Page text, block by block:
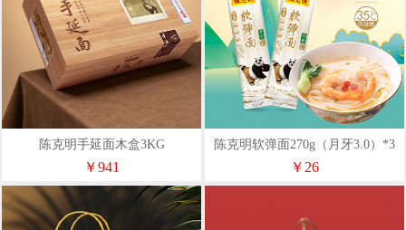
陈克明手延面木盒3KG
￥941
陈克明软弹面270g（月牙3.0）*3
￥26